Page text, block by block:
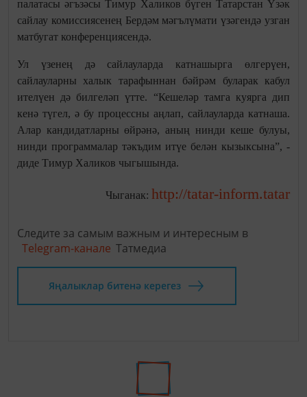
палатасы әгъзәсы Тимур Халиков бүген Татарстан Үзәк
сайлау комиссиясенең Бердәм мәгълүмати үзәгендә узган
матбугат конференциясендә.
Ул үзенең дә сайлауларда катнашырга өлгерүен,
сайлауларны халык тарафыннан бәйрәм буларак кабул
ителүен дә билгеләп үтте. “Кешеләр тамга куярга дип
кенә түгел, ә бу процессны аңлап, сайлауларда катнаша.
Алар кандидатларны өйрәнә, аның нинди кеше булуы,
нинди программалар тәкъдим итүе белән кызыксына”, -
диде Тимур Халиков чыгышында.
Чыганак: http://tatar-inform.tatar
Следите за самым важным и интересным в
Telegram-канале Татмедиа
Яңалыклар битенә керегез